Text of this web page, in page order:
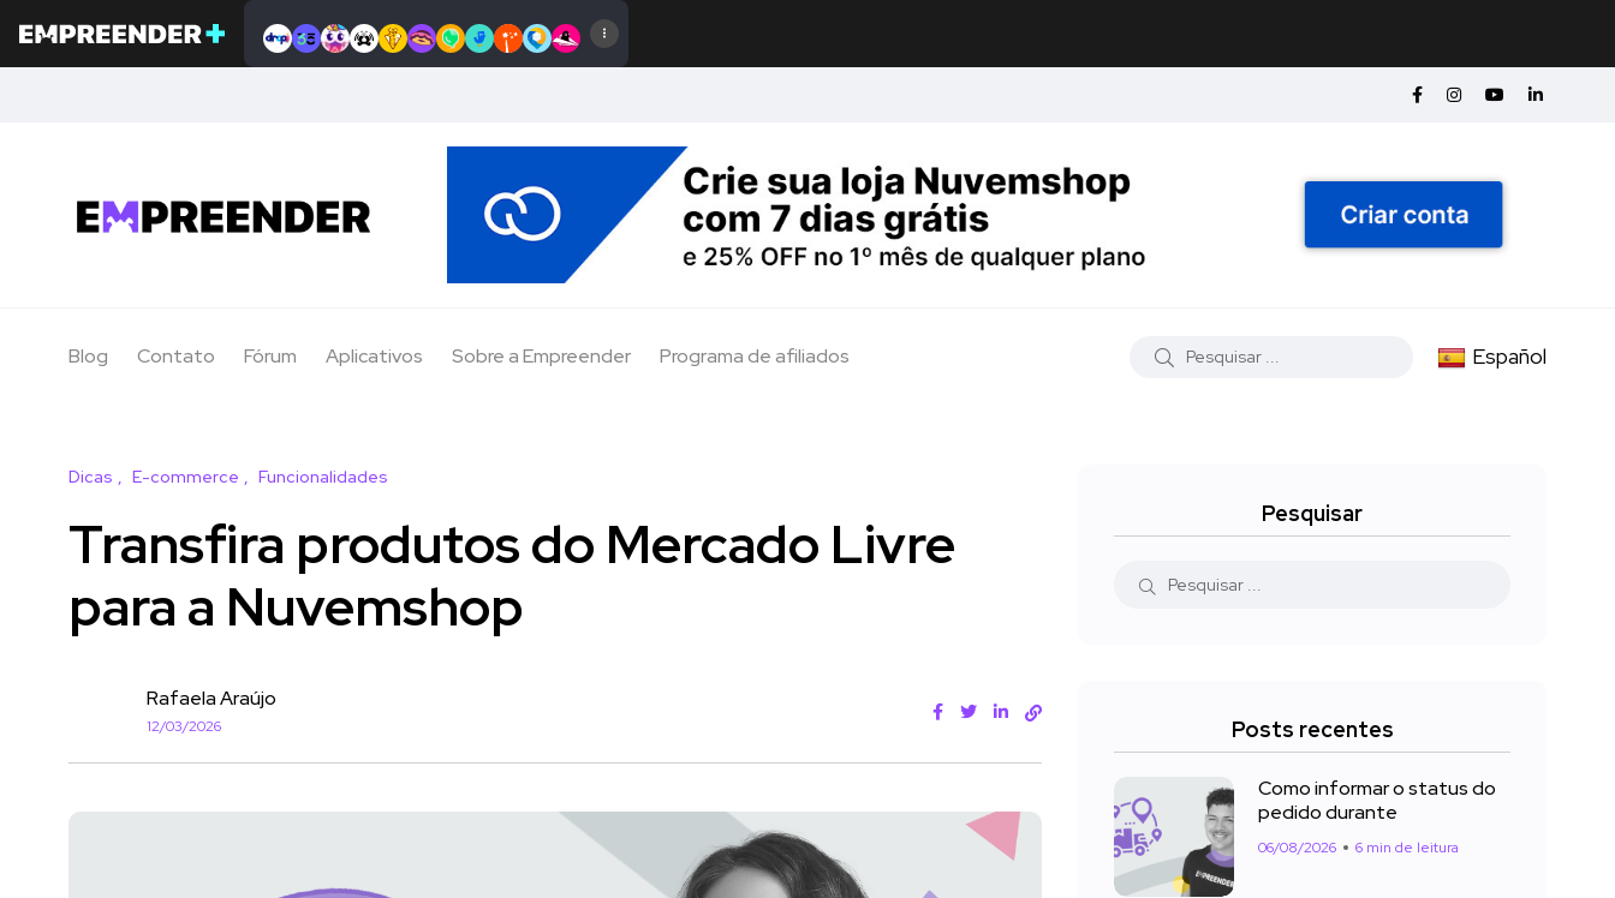
Blog Contato Fórum Aplicativos Sobre a Empreender Programa de afiliados Español
Dicas E-commerce Funcionalidades
Transfira produtos do Mercado Livre
para a Nuvemshop
Rafaela Araújo
12/03/2026
Pesquisar
Posts recentes
Como informar o status do
pedido durante
06/08/2026 6 min de leitura